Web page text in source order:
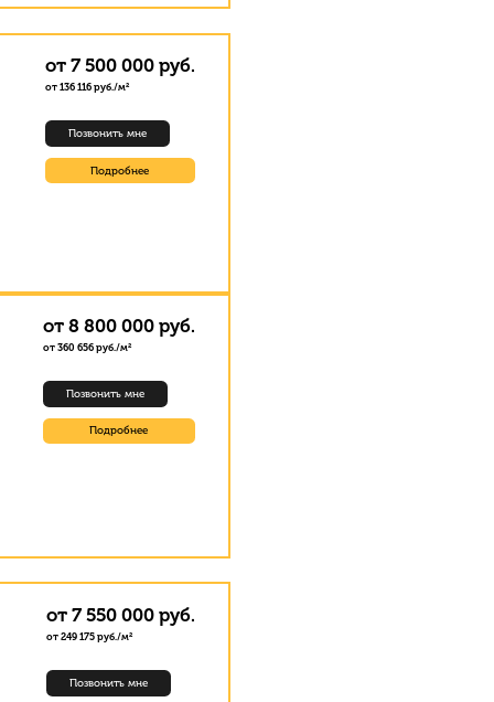
от 7 500 000 руб.
от 136 116 руб./м²
Позвонить мне
Подробнее
от 8 800 000 руб.
от 360 656 руб./м²
Позвонить мне
Подробнее
от 7 550 000 руб.
от 249 175 руб./м²
Позвонить мне